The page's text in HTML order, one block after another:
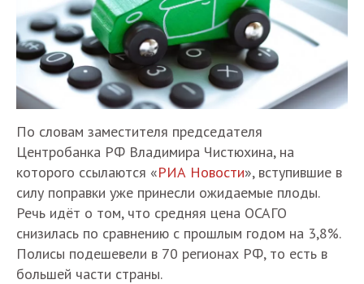
По словам заместителя председателя
Центробанка РФ Владимира Чистюхина, на
которого ссылаются «РИА Новости», вступившие в
силу поправки уже принесли ожидаемые плоды.
Речь идёт о том, что средняя цена ОСАГО
снизилась по сравнению с прошлым годом на 3,8%.
Полисы подешевели в 70 регионах РФ, то есть в
большей части страны.